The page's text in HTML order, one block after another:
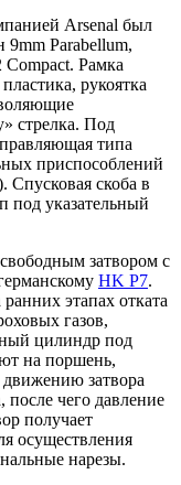
Arsenal был
9mm Parabellum,
Рамка
рукоятка
стрелка. Под
типа
приспособлений
Спусковая скоба в
под указательный
затвором с
HK P7.
этапах отката
газов,
цилиндр под
на поршень,
движению затвора
после чего давление
получает
осуществления
нарезы.